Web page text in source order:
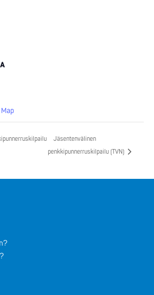
Jäsentenvälinen
penkkipunnerruskilpailu (TVN)